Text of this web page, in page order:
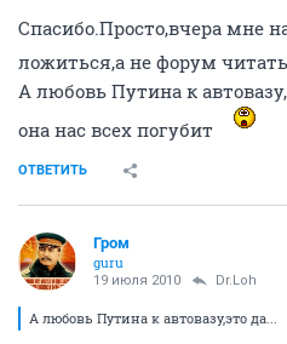
Спасибо.Просто,вчера мне
ложиться,а не форум читать
А любовь Путина к
она нас всех погубит
ОТВЕТИТЬ
Гром
guru
19 июля 2010 Dr.Loh
А любовь Путина к автовазу,это да...